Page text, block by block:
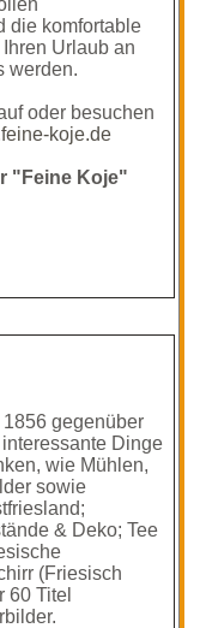
die komfortable
Urlaub an
werden.
oder besuchen
koje.de
"Feine Koje"
gegenüber
Dinge
wie Mühlen,
sowie
& Deko; Tee
(Friesisch
60 Titel